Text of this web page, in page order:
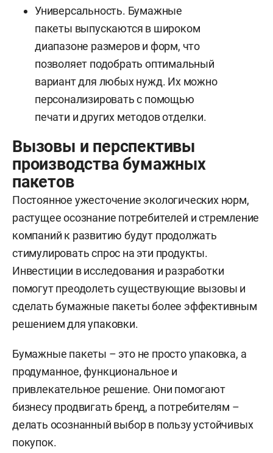
Универсальность. Бумажные
пакеты выпускаются в широком
диапазоне размеров и форм, что
позволяет подобрать оптимальный
вариант для любых нужд. Их можно
персонализировать с помощью
печати и других методов отделки.
Вызовы и перспективы
производства бумажных
пакетов
Постоянное ужесточение экологических норм,
растущее осознание потребителей и стремление
компаний к развитию будут продолжать
стимулировать спрос на эти продукты.
Инвестиции в исследования и разработки
помогут преодолеть существующие вызовы и
сделать бумажные пакеты более эффективным
решением для упаковки.
Бумажные пакеты – это не просто упаковка, а
продуманное, функциональное и
привлекательное решение. Они помогают
бизнесу продвигать бренд, а потребителям –
делать осознанный выбор в пользу устойчивых
покупок.